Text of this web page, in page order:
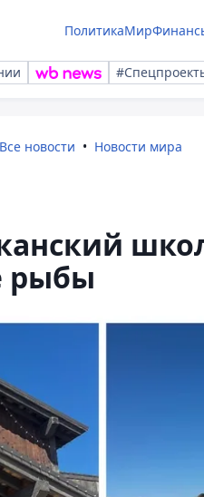
ПолитикаМир
Все новости Новости мира
рыбы